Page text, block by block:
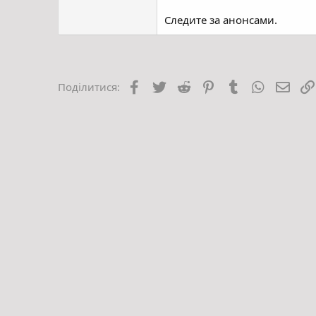
Следите за анонсами.
Поділитися: Facebook
TwitterReddit PinterestTumblr WhatsApp
E-mail